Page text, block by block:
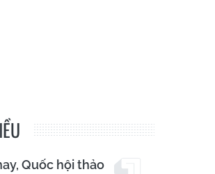
Quốc hội thảo